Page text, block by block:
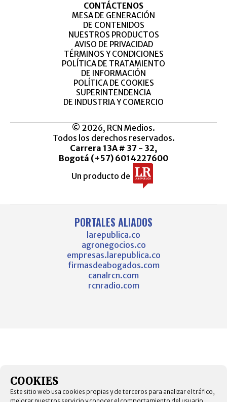
CONTÁCTENOS
MESA DE GENERACIÓN
DE CONTENIDOS
NUESTROS PRODUCTOS
AVISO DE PRIVACIDAD
TÉRMINOS Y CONDICIONES
POLÍTICA DE TRATAMIENTO
DE INFORMACIÓN
POLÍTICA DE COOKIES
SUPERINTENDENCIA
DE INDUSTRIA Y COMERCIO
© 2026, RCN Medios.
Todos los derechos reservados.
Carrera 13A # 37 - 32,
Bogotá (+57) 6014227600
Un producto de
PORTALES ALIADOS
larepublica.co
agronegocios.co
empresas.larepublica.co
firmasdeabogados.com
canalrcn.com
rcnradio.com
COOKIES
Este sitio web usa cookies propias y de terceros para analizar el tráfico,